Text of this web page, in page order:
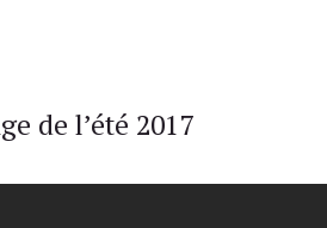
de l’été 2017